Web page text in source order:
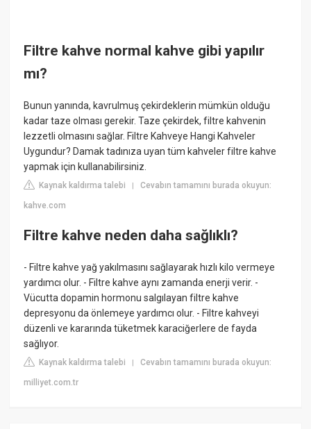
Filtre kahve normal kahve gibi yapılır
mı?
Bunun yanında, kavrulmuş çekirdeklerin mümkün olduğu
kadar taze olması gerekir. Taze çekirdek, filtre kahvenin
lezzetli olmasını sağlar. Filtre Kahveye Hangi Kahveler
Uygundur? Damak tadınıza uyan tüm kahveler filtre kahve
yapmak için kullanabilirsiniz.
Kaynak kaldırma talebi |Cevabın tamamını burada okuyun:
kahve.com
Filtre kahve neden daha sağlıklı?
- Filtre kahve yağ yakılmasını sağlayarak hızlı kilo vermeye
yardımcı olur. - Filtre kahve aynı zamanda enerji verir. -
Vücutta dopamin hormonu salgılayan filtre kahve
depresyonu da önlemeye yardımcı olur. - Filtre kahveyi
düzenli ve kararında tüketmek karaciğerlere de fayda
sağlıyor.
Kaynak kaldırma talebi |Cevabın tamamını burada okuyun:
milliyet.com.tr